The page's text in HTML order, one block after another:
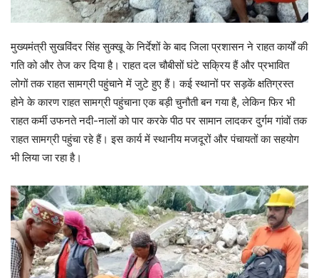
मुख्यमंत्री सुखविंदर सिंह सुक्खू के निर्देशों के बाद जिला प्रशासन ने राहत कार्यों की
गति को और तेज कर दिया है। राहत दल चौबीसों घंटे सक्रिय हैं और प्रभावित
लोगों तक राहत सामग्री पहुंचाने में जुटे हुए हैं। कई स्थानों पर सड़कें क्षतिग्रस्त
होने के कारण राहत सामग्री पहुंचाना एक बड़ी चुनौती बन गया है, लेकिन फिर भी
राहत कर्मी उफनते नदी-नालों को पार करके पीठ पर सामान लादकर दुर्गम गांवों तक
राहत सामग्री पहुंचा रहे हैं। इस कार्य में स्थानीय मजदूरों और पंचायतों का सहयोग
भी लिया जा रहा है।